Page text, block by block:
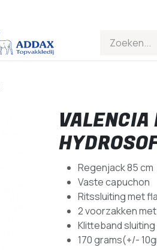
Regenjack 85 cm
Vaste capuchon
Ritssluiting met
2 voorzakken
Klitteband
170 grams(+/-